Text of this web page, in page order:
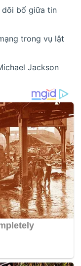
dõi bố giữa tin
trong vụ lật
Jackson